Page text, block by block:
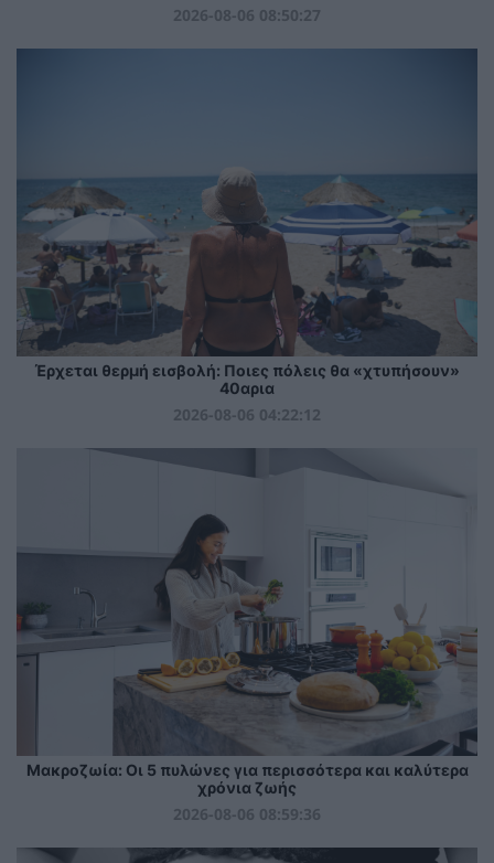
2026-08-06 08:50:27
Έρχεται θερμή εισβολή: Ποιες πόλεις θα «χτυπήσουν»
40αρια
2026-08-06 04:22:12
Mακροζωία: Οι 5 πυλώνες για περισσότερα και καλύτερα
χρόνια ζωής
2026-08-06 08:59:36